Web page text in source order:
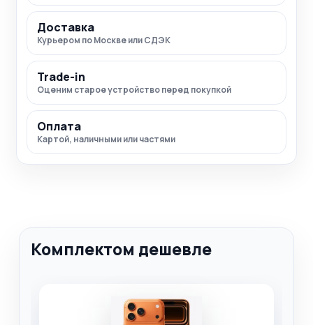
Доставка
Курьером по Москве или СДЭК
Trade-in
Оценим старое устройство перед покупкой
Оплата
Картой, наличными или частями
Комплектом дешевле